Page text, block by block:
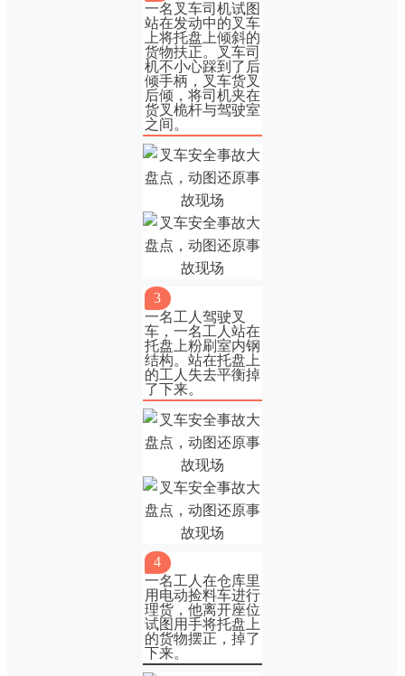
一名叉车司机试图
站在发动中的叉车
上将托盘上倾斜的
货物扶正。叉车司
机不小心踩到了后
倾手柄，叉车货叉
后倾，将司机夹在
货叉桅杆与驾驶室
之间。
3
一名工人驾驶叉
车，一名工人站在
托盘上粉刷室内钢
结构。站在托盘上
的工人失去平衡掉
了下来。
4
一名工人在仓库里
用电动捡料车进行
理货，他离开座位
试图用手将托盘上
的货物摆正，掉了
下来。